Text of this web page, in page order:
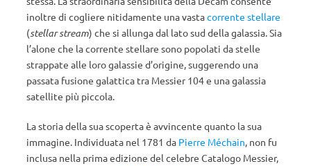
inoltre di cogliere nitidamente una vastacorrente stellare
(stellar stream) che si allunga dal lato sud della galassia. Sia
l’alone che la corrente stellare sono popolati da stelle
strappate alle loro galassie d’origine, suggerendo una
passata fusione galattica tra Messier 104 e una galassia
satellite più piccola.
La storia della sua scoperta è avvincente quanto la sua
immagine. Individuata nel 1781 da Pierre Méchain , non fu
inclusa nella prima edizione del celebre Catalogo Messier,